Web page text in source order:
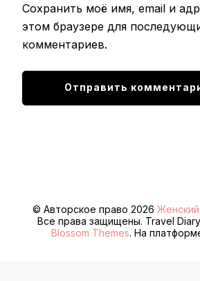
Сохранить моё имя, email и
этом браузере для
комментариев.
© Авторское право 2026
Все права защищены. Travel
Blossom Themes. На